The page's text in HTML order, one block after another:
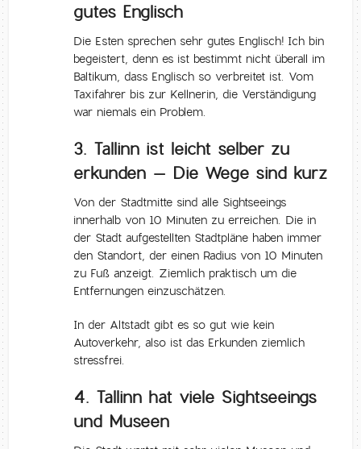
gutes Englisch
Die Esten sprechen sehr gutes Englisch! Ich bin
begeistert, denn es ist bestimmt nicht überall im
Baltikum, dass Englisch so verbreitet ist. Vom
Taxifahrer bis zur Kellnerin, die Verständigung
war niemals ein Problem.
3. Tallinn ist leicht selber zu
erkunden – Die Wege sind kurz
Von der Stadtmitte sind alle Sightseeings
innerhalb von 10 Minuten zu erreichen. Die in
der Stadt aufgestellten Stadtpläne haben immer
den Standort, der einen Radius von 10 Minuten
zu Fuß anzeigt. Ziemlich praktisch um die
Entfernungen einzuschätzen.
In der Altstadt gibt es so gut wie kein
Autoverkehr, also ist das Erkunden ziemlich
stressfrei.
4. Tallinn hat viele Sightseeings
und Museen